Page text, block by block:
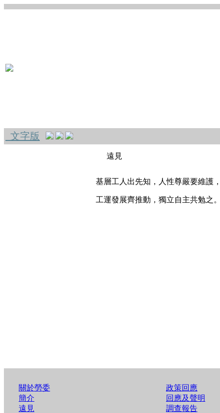
文字版
遠見
基層工人出先知，人性尊嚴要維護
工運發展齊推動，獨立自主共勉之
關於勞委
簡介
遠見
政策回應
回應及聲明
調查報告